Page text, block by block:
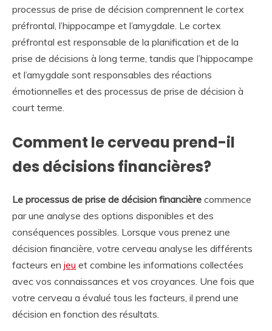
processus de prise de décision comprennent le cortex
préfrontal, l’hippocampe et l’amygdale. Le cortex
préfrontal est responsable de la planification et de la
prise de décisions à long terme, tandis que l’hippocampe
et l’amygdale sont responsables des réactions
émotionnelles et des processus de prise de décision à
court terme.
Comment le cerveau prend-il
des décisions financières?
Le processus de prise de décision financière commence
par une analyse des options disponibles et des
conséquences possibles. Lorsque vous prenez une
décision financière, votre cerveau analyse les différents
facteurs en jeu et combine les informations collectées
avec vos connaissances et vos croyances. Une fois que
votre cerveau a évalué tous les facteurs, il prend une
décision en fonction des résultats.